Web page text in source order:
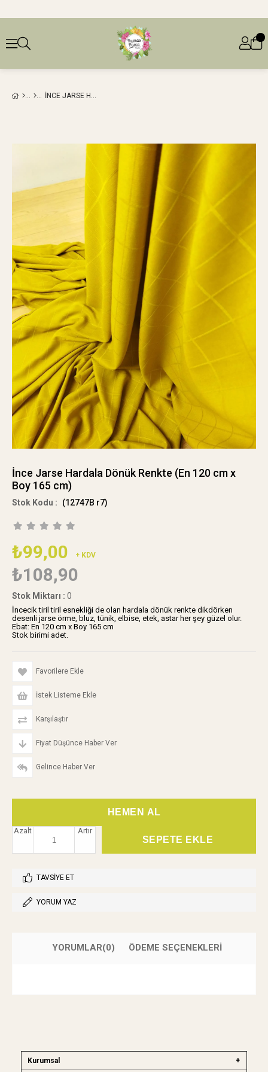
İNCE JARSE HARDALA DÖNÜK RENKTE (EN 120 CM X BOY 165 CM)
İnce Jarse Hardala Dönük Renkte (En 120 cm x
Boy 165 cm)
(12747B r7)
₺99,00 + KDV
₺108,90
Stok Miktarı : 0
İncecik tiril tiril esnekliği de olan hardala dönük renkte dikdörken
desenli jarse örme, bluz, tünik, elbise, etek, astar her şey güzel olur.
Ebat: En 120 cm x Boy 165 cm
Stok birimi adet.
Favorilere Ekle
İstek Listeme Ekle
Karşılaştır
Fiyat Düşünce Haber Ver
Gelince Haber Ver
Artır
Azalt
TAVSIYE ET
YORUM YAZ
YORUMLAR(0) ÖDEME SEÇENEKLERI
Kurumsal